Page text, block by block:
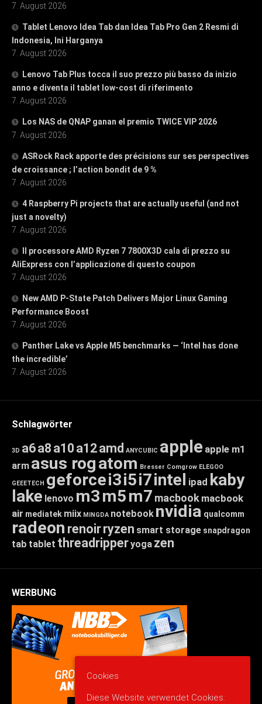
7. August 2026
Tablet Lenovo Idea Tab dan Idea Tab Pro Gen 2 Resmi di
Indonesia, Ini Harganya
7. August 2026
Lenovo Tab Plus tocca il suo prezzo più basso da inizio
anno e diventa il tablet low-cost di riferimento
7. August 2026
Los NAS de QNAP ganan el premio TWICE VIP 2026
7. August 2026
ASRock Rack apporte des précisions sur ses perspectives
de croissance ; l’action bondit de 9 %
7. August 2026
4 Raspberry Pi projects that are actually useful (and not
just a novelty)
7. August 2026
Il processore AMD Ryzen 7 7800X3D cala di prezzo su
AliExpress con l’applicazione di questo coupon
7. August 2026
New AMD P-State Patch Delivers Major Linux Gaming
Performance Boost
7. August 2026
Panther Lake vs Apple M5 benchmarks — ‘Intel has done
the incredible’
7. August 2026
Schlagwörter
3D a6a8 a10 a12amd ANYCUBIC apple apple m1
arm asus rogatom Bresser Comgrow ELEGOO
GEEETECH geforcei3i5i7intel ipad kaby
lake lenovo m3m5m7 macbook macbook
air mediatek miix MINGDA notebook nvidia qualcomm
radeon renoirryzen smart storage snapdragon
tab tablet threadripperyoga zen
WERBUNG
Cookies
Diese Website verwendet Cookies: